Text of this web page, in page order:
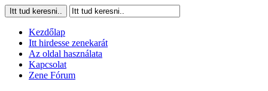
Kezdőlap
Itt hirdesse zenekarát
Az oldal használata
Kapcsolat
Zene Fórum